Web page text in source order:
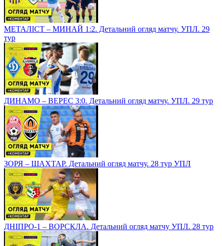
МЕТАЛІСТ – МИНАЙ 1:2. Детальний огляд матчу. УПЛ. 29
тур
ДИНАМО – ВЕРЕС 3:0. Детальний огляд матчу. УПЛ. 29 тур
ЗОРЯ – ШАХТАР. Детальний огляд матчу. 28 тур УПЛ
ДНІПРО-1 – ВОРСКЛА. Детальний огляд матчу УПЛ. 28 тур